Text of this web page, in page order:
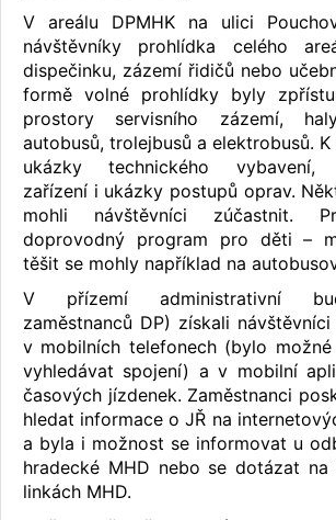
V areálu DPMHK na ulici
návštěvníky prohlídka celého
dispečinku, zázemí řidičů nebo
formě volné prohlídky byly
prostory servisního zázemí,
autobusů, trolejbusů a elektrobusů.
ukázky technického vybavení,
zařízení i ukázky postupů oprav.
mohli návštěvníci zúčastnit.
doprovodný program pro děti –
těšit se mohly například na
V přízemí administrativní
zaměstnanců DP) získali
v mobilních telefonech (bylo
vyhledávat spojení) a v mobilní
časových jízdenek. Zaměstnanci
hledat informace o JŘ na
a byla i možnost se informovat u
hradecké MHD nebo se dotázat
linkách MHD.